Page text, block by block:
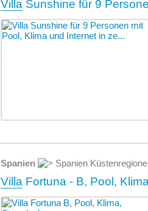
Villa Sunshine für 9
Spanien Spanien
Villa Fortuna - B, Pool,